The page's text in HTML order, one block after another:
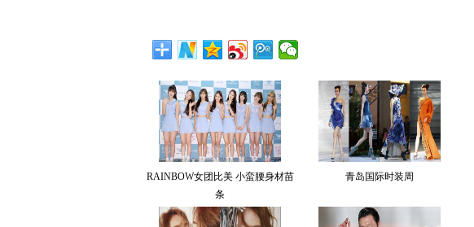
RAINBOW女团比美 小蛮腰身材苗
条
青岛国际时装周